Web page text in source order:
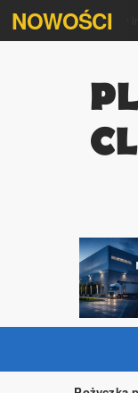
NOWOŚCI
obsługę w